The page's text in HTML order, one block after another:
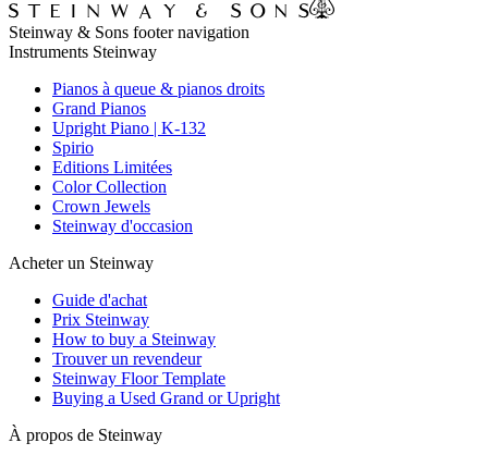
Steinway & Sons footer navigation
Instruments Steinway
Pianos à queue & pianos droits
Grand Pianos
Upright Piano | K-132
Spirio
Editions Limitées
Color Collection
Crown Jewels
Steinway d'occasion
Acheter un Steinway
Guide d'achat
Prix Steinway
How to buy a Steinway
Trouver un revendeur
Steinway Floor Template
Buying a Used Grand or Upright
À propos de Steinway